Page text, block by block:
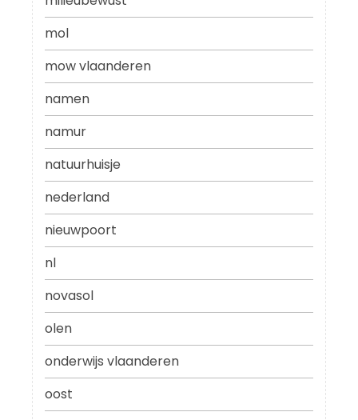
mol
mow vlaanderen
namen
namur
natuurhuisje
nederland
nieuwpoort
nl
novasol
olen
onderwijs vlaanderen
oost